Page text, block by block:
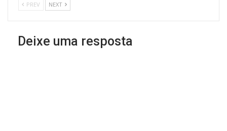
PREV NEXT
Deixe uma resposta